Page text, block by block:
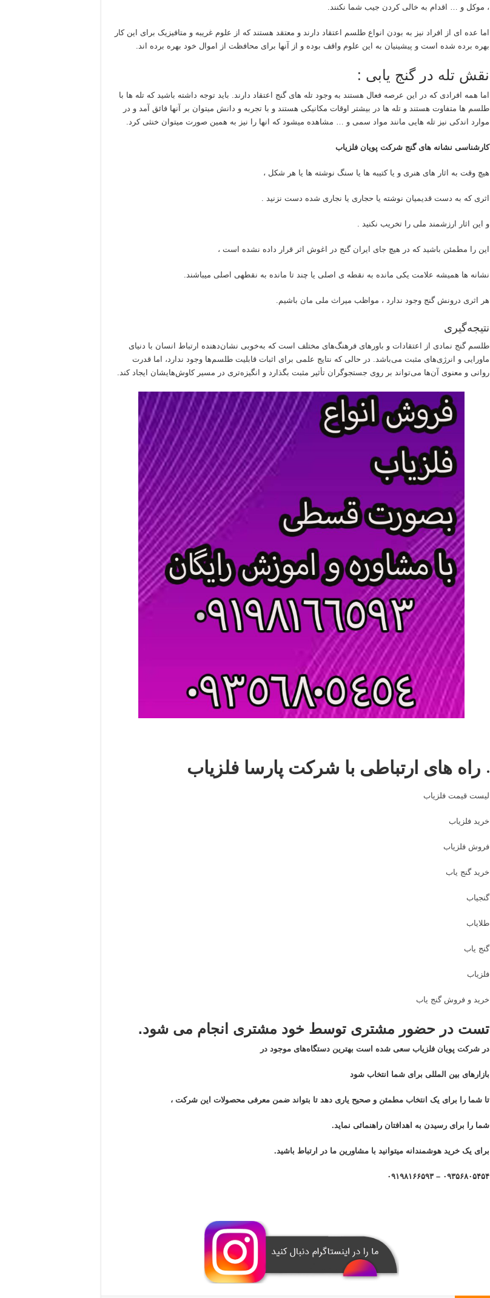
، موکل و … اقدام به خالی کردن جیب شما نکنند.
اما عده ای از افراد نیز به بودن انواع طلسم اعتقاد دارند و معتقد هستند که از علوم غریبه و متافیزیک برای این کار
بهره برده شده است و پیشینیان به این علوم واقف بوده و از آنها برای محافظت از اموال خود بهره برده اند.
نقش تله در گنج یابی :
اما همه افرادی که در این عرصه فعال هستند به وجود تله های گنج اعتقاد دارند. باید توجه داشته باشید که تله ها با
طلسم ها متفاوت هستند و تله ها در بیشتر اوقات مکانیکی هستند و با تجربه و دانش میتوان بر آنها فائق آمد و در
موارد اندکی نیز تله هایی مانند مواد سمی و … مشاهده میشود که انها را نیز به همین صورت میتوان خنثی کرد.
کارشناسی نشانه های گنج شرکت پویان فلزیاب
هیچ وقت به اثار های هنری و یا کتیبه ها یا سنگ نوشته ها یا هر شکل ،
اثری که به دست قدیمیان نوشته یا حجاری یا نجاری شده دست نزنید .
و این اثار ارزشمند ملی را تخریب نکنید .
این را مطمئن باشید که در هیچ جای ایران گنج در اغوش اثر قرار داده نشده است ،
نشانه ها همیشه علامت یکی مانده به نقطه ی اصلی یا چند تا مانده به نقطهی اصلی میباشند.
هر اثری درونش گنج وجود ندارد ، مواظب میراث ملی مان باشیم.
نتیجه‌گیری
طلسم گنج نمادی از اعتقادات و باورهای فرهنگ‌های مختلف است که به‌خوبی نشان‌دهنده ارتباط انسان با دنیای
ماورایی و انرژی‌های مثبت می‌باشد. در حالی که نتایج علمی برای اثبات قابلیت طلسم‌ها وجود ندارد، اما قدرت
روانی و معنوی آن‌ها می‌تواند بر روی جستجوگران تأثیر مثبت بگذارد و انگیزه‌تری در مسیر کاوش‌هایشان ایجاد کند.
راه های ارتباطی با شرکت پارسا فلزیاب
لیست قیمت فلزیاب
خرید فلزیاب
فروش فلزیاب
خرید گنج یاب
گنجیاب
طلایاب
گنج یاب
فلزیاب
خرید و فروش گنج یاب
تست در حضور مشتری توسط خود مشتری انجام می شود.
در شرکت پویان فلزیاب سعی شده است بهترین دستگاه‌های موجود در
بازار‌های بین المللی برای شما انتخاب شود
تا شما را برای یک انتخاب مطمئن و صحیح یاری دهد تا بتواند ضمن معرفی محصولات این شرکت ،
شما را برای رسیدن به اهدافتان راهنمائی نماید.
برای یک خرید هوشمندانه میتوانید با مشاورین ما در ارتباط باشید.
۰۹۳۵۶۸۰۵۴۵۴ – ۰۹۱۹۸۱۶۶۵۹۳